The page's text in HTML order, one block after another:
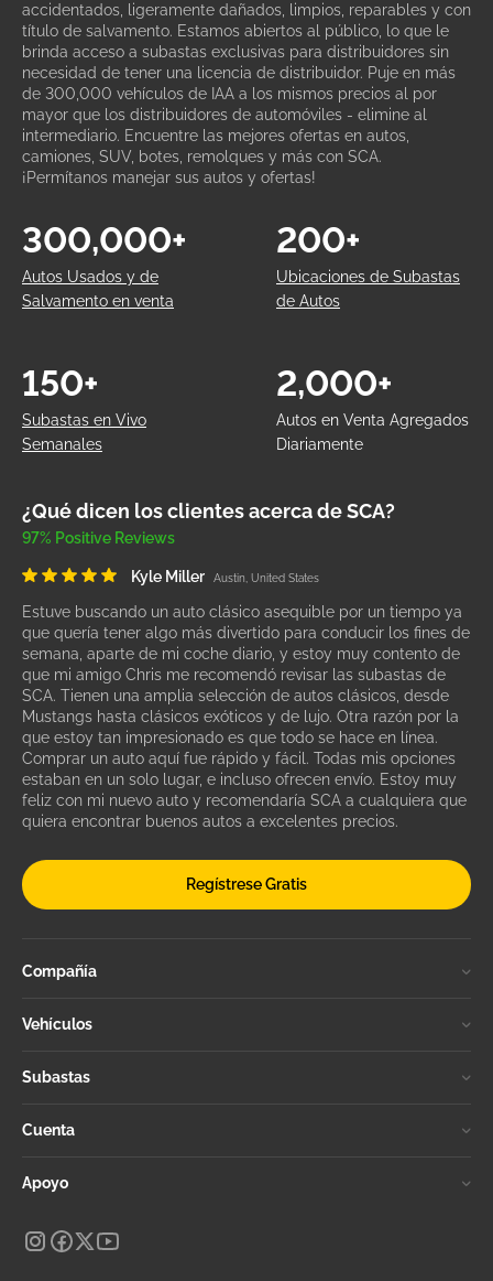
accidentados, ligeramente dañados, limpios, reparables y con
título de salvamento. Estamos abiertos al público, lo que le
brinda acceso a subastas exclusivas para distribuidores sin
necesidad de tener una licencia de distribuidor. Puje en más
de 300,000 vehículos de IAA a los mismos precios al por
mayor que los distribuidores de automóviles - elimine al
intermediario. Encuentre las mejores ofertas en autos,
camiones, SUV, botes, remolques y más con SCA.
¡Permítanos manejar sus autos y ofertas!
Autos Usados y de
Salvamento en venta
300,000+
Ubicaciones de Subastas
de Autos
200+
Subastas en Vivo
Semanales
150+
Autos en Venta Agregados
Diariamente
2,000+
¿Qué dicen los clientes acerca de SCA?
97% Positive Reviews
Kyle Miller Austin, United States
Estuve buscando un auto clásico asequible por un tiempo ya
que quería tener algo más divertido para conducir los fines de
semana, aparte de mi coche diario, y estoy muy contento de
que mi amigo Chris me recomendó revisar las subastas de
SCA. Tienen una amplia selección de autos clásicos, desde
Mustangs hasta clásicos exóticos y de lujo. Otra razón por la
que estoy tan impresionado es que todo se hace en línea.
Comprar un auto aquí fue rápido y fácil. Todas mis opciones
estaban en un solo lugar, e incluso ofrecen envío. Estoy muy
feliz con mi nuevo auto y recomendaría SCA a cualquiera que
quiera encontrar buenos autos a excelentes precios.
Regístrese Gratis
Compañía
Vehículos
Subastas
Cuenta
Apoyo